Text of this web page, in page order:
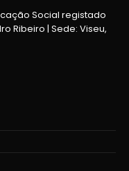
Social registado
Ribeiro | Sede: Viseu,